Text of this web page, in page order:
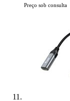
Preço sob consulta